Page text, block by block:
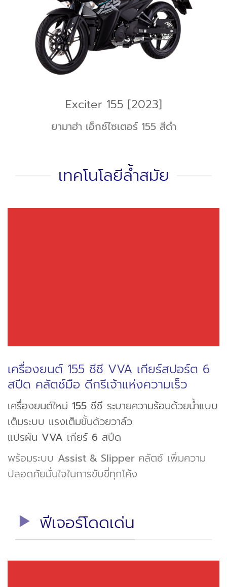
Exciter 155 [2023]
ยามาฮ่า เอ็กซ์ไซเตอร์ 155 สีดำ
เทคโนโลยีล้ำสมัย
เครื่องยนต์ 155 ซีซี VVA เกียร์สปอร์ต 6
สปีด คลัตช์มือ ดีกรีเจ้าแห่งความเร็ว
เครื่องยนต์ใหม่ 155 ซีซี ระบายความร้อนด้วยน้ำแบบ
เต็มระบบ แรงเต็มขั้นด้วยวาล์ว
แปรผัน VVA เกียร์ 6 สปีด
พร้อมระบบ Assist & Slipper คลัตซ์ เพิ่มความ
ปลอดภัยมั่นใจในการขับขี่ทุกโค้ง
ฟีเจอร์โดดเด่น